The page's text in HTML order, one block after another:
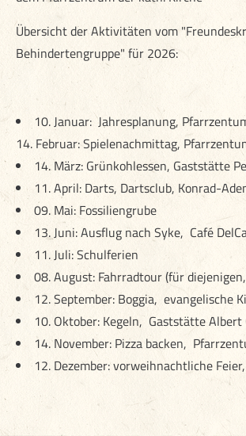
Übersicht der Aktivitäten vom
Behindertengruppe" für 2026:
10. Januar: Jahresplanung,
14. Februar: Spielenachmittag,
14. März: Grünkohlessen, Gaststätte
11. April: Darts, Dartsclub, Konrad-
09. Mai: Fossiliengrube
13. Juni: Ausflug nach Syke, Café
11. Juli: Schulferien
08. August: Fahrradtour (für
12. September: Boggia, evangelische
10. Oktober: Kegeln, Gaststätte Albert
14. November: Pizza backen,
12. Dezember: vorweihnachtliche